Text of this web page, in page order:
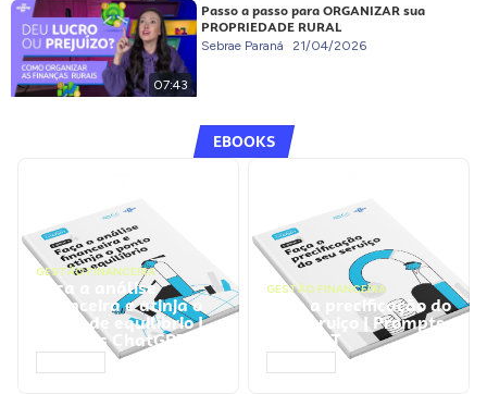
07:43
Passo a passo para ORGANIZAR sua
PROPRIEDADE RURAL
Sebrae Paraná 21/04/2026
EBOOKS
GESTÃO FINANCEIRA
Faça a análise
financeira e atinja o
ponto de equilíbrio |
Prompts ChatGPT
GESTÃO FINANCEIRA
Faça a precificação do
seu serviço | Prompts
ChatGPT